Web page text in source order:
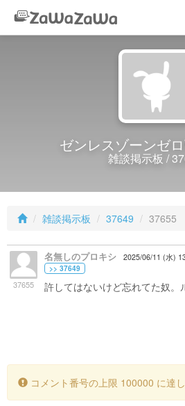
ゼンレスゾーンゼ
雑談掲示板 /
雑談掲示板 37649 37655
37655
名無しのプロキシ 2025/06/11 (水)
>> 37649
許してはないけど忘れてた奴。
コメント番号の上限 100000 に達し